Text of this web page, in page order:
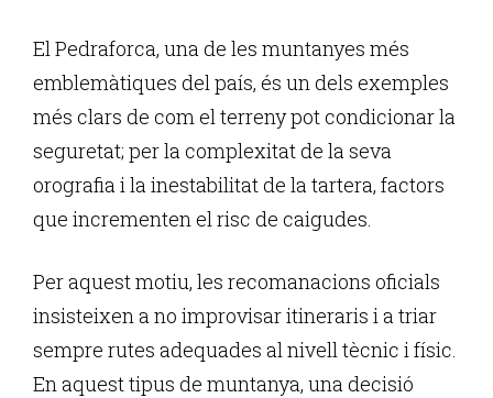
El Pedraforca, una de les muntanyes més
emblemàtiques del país, és un dels exemples
més clars de com el terreny pot condicionar la
seguretat; per la complexitat de la seva
orografia i la inestabilitat de la tartera, factors
que incrementen el risc de caigudes.
Per aquest motiu, les recomanacions oficials
insisteixen a no improvisar itineraris i a triar
sempre rutes adequades al nivell tècnic i físic.
En aquest tipus de muntanya, una decisió